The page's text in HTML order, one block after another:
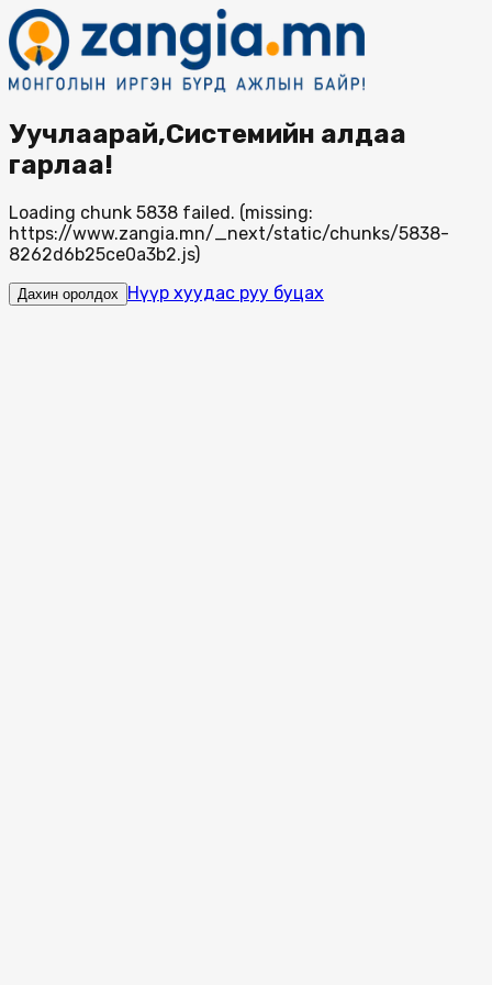
Уучлаарай,Системийн алдаа
гарлаа!
Loading chunk 5838 failed. (missing:
https://www.zangia.mn/_next/static/chunks/5838-
8262d6b25ce0a3b2.js)
Дахин оролдох Нүүр хуудас руу буцах